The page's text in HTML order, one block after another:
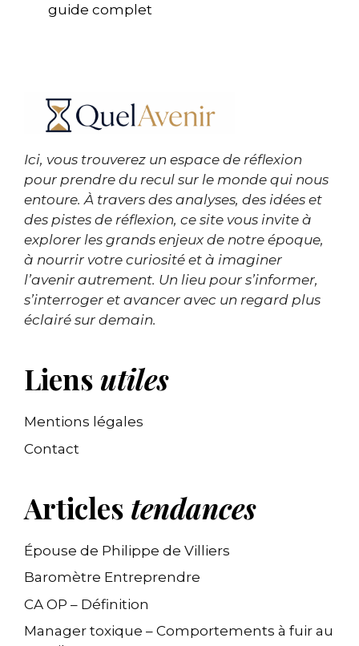
guide complet
Ici, vous trouverez un espace de réflexion
pour prendre du recul sur le monde qui nous
entoure. À travers des analyses, des idées et
des pistes de réflexion, ce site vous invite à
explorer les grands enjeux de notre époque,
à nourrir votre curiosité et à imaginer
l’avenir autrement. Un lieu pour s’informer,
s’interroger et avancer avec un regard plus
éclairé sur demain.
Liens utiles
Mentions légales
Contact
Articles tendances
Épouse de Philippe de Villiers
Baromètre Entreprendre
CA OP – Définition
Manager toxique – Comportements à fuir au